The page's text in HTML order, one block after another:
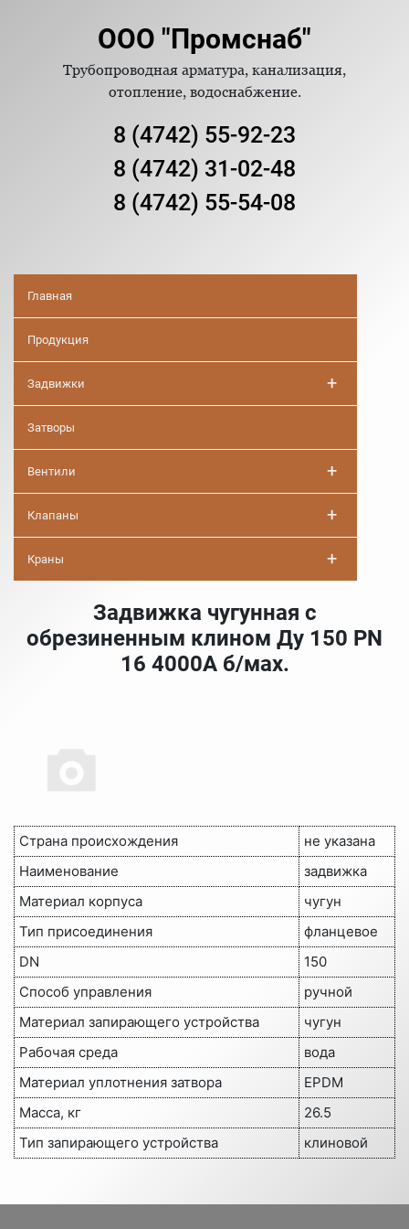
ООО "Промснаб"
Трубопроводная арматура, канализация,
отопление, водоснабжение.
8 (4742) 55-92-23
8 (4742) 31-02-48
8 (4742) 55-54-08
Главная
Продукция
Задвижки +
Затворы
Вентили +
Клапаны +
Краны +
Задвижка чугунная с
обрезиненным клином Ду 150 PN
16 4000A б/мах.
Страна происхождения
не указана
Наименование
задвижка
Материал корпуса
чугун
Тип присоединения
фланцевое
DN
150
Способ управления
ручной
Материал запирающего устройства
чугун
Рабочая среда
вода
Материал уплотнения затвора
EPDM
Масса, кг
26.5
Тип запирающего устройства
клиновой